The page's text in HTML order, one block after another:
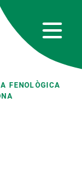
FENOLÒGICA